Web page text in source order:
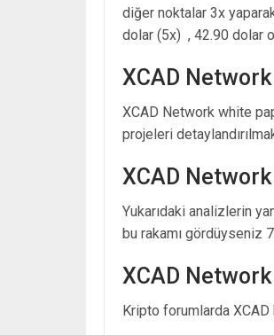
diğer noktalar 3x
dolar (5x) , 42.90 dolar
XCAD
XCAD Network white
projeleri
XCAD
Yukarıdaki analizlerin
bu rakamı gördüyseniz
XCAD
Kripto forumlarda XCAD